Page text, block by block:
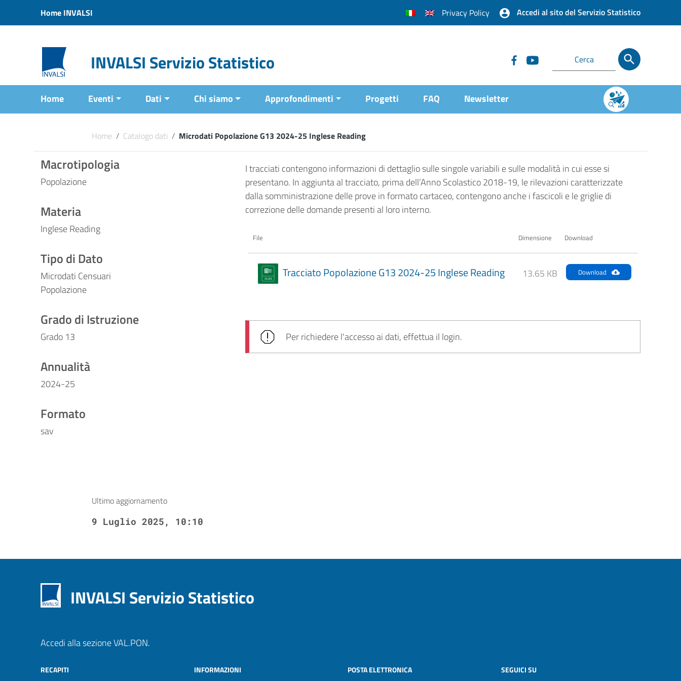
Vai al menu di navigazione
Home INVALSI Privacy Policy Accedi al sito del Servizio Statistico
INVALSI Servizio Statistico
Home Eventi Dati Chi siamo Approfondimenti Progetti FAQ Newsletter
Home / Catalogo dati / Microdati Popolazione G13 2024-25 Inglese Reading
Macrotipologia
Popolazione
Materia
Inglese Reading
Tipo di Dato
Microdati Censuari
Popolazione
Grado di Istruzione
Grado 13
Annualità
2024-25
Formato
sav
I tracciati contengono informazioni di dettaglio sulle singole variabili e sulle modalità in cui esse si
presentano. In aggiunta al tracciato, prima dell’Anno Scolastico 2018-19, le rilevazioni caratterizzate
dalla somministrazione delle prove in formato cartaceo, contengono anche i fascicoli e le griglie di
correzione delle domande presenti al loro interno.
File Dimensione Download
Tracciato Popolazione G13 2024-25 Inglese Reading 13.65 KB Download
Per richiedere l'accesso ai dati, effettua il login.
Ultimo aggiornamento
9 Luglio 2025, 10:10
INVALSI Servizio Statistico
Accedi alla sezione VAL.PON.
RECAPITI INFORMAZIONI POSTA ELETTRONICA SEGUICI SU